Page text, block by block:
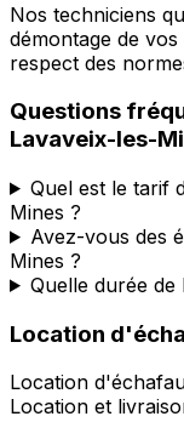
Nos techniciens
démontage de
respect des
Questions
Lavaveix-les-
Quel est le tarif
Mines ?
Avez-vous des
Mines ?
Quelle durée
Location
Location
Location et